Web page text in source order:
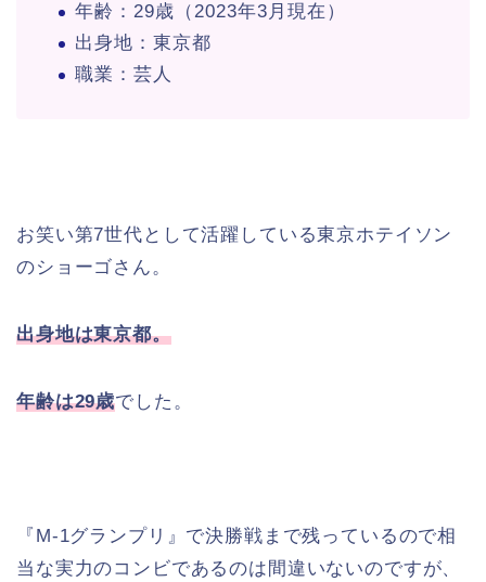
年齢：29歳（2023年3月現在）
出身地：東京都
職業：芸人
お笑い第7世代として活躍している東京ホテイソン
のショーゴさん。
出身地は東京都。
年齢は29歳でした。
『M-1グランプリ』で決勝戦まで残っているので相
当な実力のコンビであるのは間違いないのですが、